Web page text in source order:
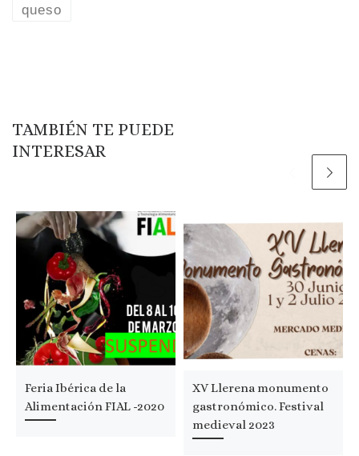
queso
TAMBIÉN TE PUEDE
INTERESAR
Feria Ibérica de la
Alimentación FIAL -2020
XV Llerena monumento
gastronómico. Festival
medieval 2023